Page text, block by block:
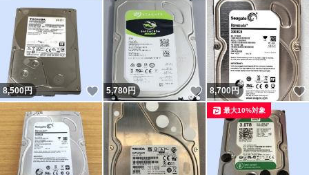
8,500円 いいね！
5,780円 いいね！
8,700円
最大10%対象